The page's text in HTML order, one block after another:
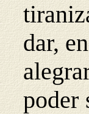
dar,
poder